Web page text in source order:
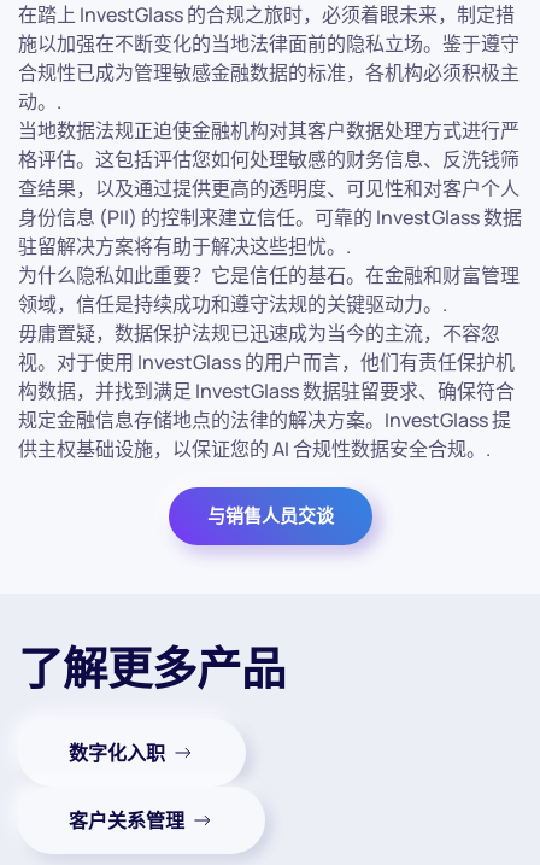
在踏上 InvestGlass 的合规之旅时，必须着眼未来，制定措
施以加强在不断变化的当地法律面前的隐私立场。鉴于遵守
合规性已成为管理敏感金融数据的标准，各机构必须积极主
动。.
当地数据法规正迫使金融机构对其客户数据处理方式进行严
格评估。这包括评估您如何处理敏感的财务信息、反洗钱筛
查结果，以及通过提供更高的透明度、可见性和对客户个人
身份信息 (PII) 的控制来建立信任。可靠的 InvestGlass 数据
驻留解决方案将有助于解决这些担忧。.
为什么隐私如此重要？它是信任的基石。在金融和财富管理
领域，信任是持续成功和遵守法规的关键驱动力。.
毋庸置疑，数据保护法规已迅速成为当今的主流，不容忽
视。对于使用 InvestGlass 的用户而言，他们有责任保护机
构数据，并找到满足 InvestGlass 数据驻留要求、确保符合
规定金融信息存储地点的法律的解决方案。InvestGlass 提
供主权基础设施，以保证您的 AI 合规性数据安全合规。.
与销售人员交谈
了解更多产品
数字化入职
客户关系管理